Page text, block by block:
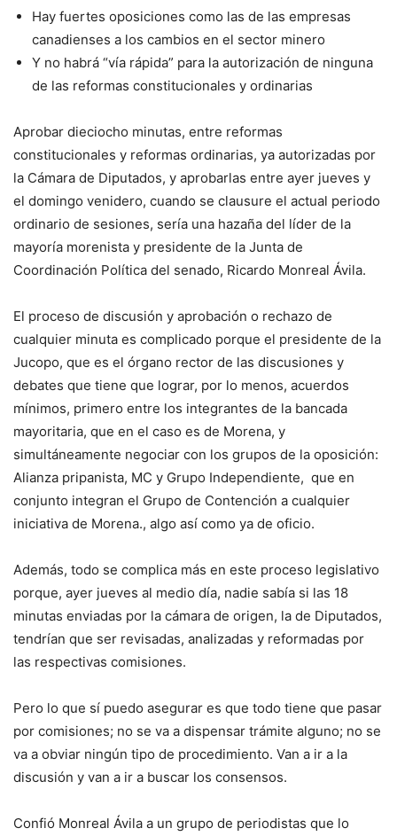
Hay fuertes oposiciones como las de las empresas
canadienses a los cambios en el sector minero
Y no habrá “vía rápida” para la autorización de ninguna
de las reformas constitucionales y ordinarias
Aprobar dieciocho minutas, entre reformas
constitucionales y reformas ordinarias, ya autorizadas por
la Cámara de Diputados, y aprobarlas entre ayer jueves y
el domingo venidero, cuando se clausure el actual periodo
ordinario de sesiones, sería una hazaña del líder de la
mayoría morenista y presidente de la Junta de
Coordinación Política del senado, Ricardo Monreal Ávila.
El proceso de discusión y aprobación o rechazo de
cualquier minuta es complicado porque el presidente de la
Jucopo, que es el órgano rector de las discusiones y
debates que tiene que lograr, por lo menos, acuerdos
mínimos, primero entre los integrantes de la bancada
mayoritaria, que en el caso es de Morena, y
simultáneamente negociar con los grupos de la oposición:
Alianza pripanista, MC y Grupo Independiente, que en
conjunto integran el Grupo de Contención a cualquier
iniciativa de Morena., algo así como ya de oficio.
Además, todo se complica más en este proceso legislativo
porque, ayer jueves al medio día, nadie sabía si las 18
minutas enviadas por la cámara de origen, la de Diputados,
tendrían que ser revisadas, analizadas y reformadas por
las respectivas comisiones.
Pero lo que sí puedo asegurar es que todo tiene que pasar
por comisiones; no se va a dispensar trámite alguno; no se
va a obviar ningún tipo de procedimiento. Van a ir a la
discusión y van a ir a buscar los consensos.
Confió Monreal Ávila a un grupo de periodistas que lo